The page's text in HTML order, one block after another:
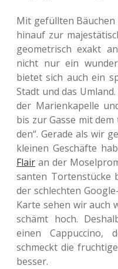
Mit gefüll­ten
hinauf zur
geo­me­trisch exakt
nicht nur ein
bietet sich auch ein
Stadt und das
der Mari­en­ka­pel­le
bis zur Gasse mit
den“. Gerade als wir
klei­nen Geschäf­te
Flair an der
san­ten Tor­ten­stü­cke
der schlech­ten
Karte sehen wir auch
schämt hoch.
einen
schmeckt die
besser.